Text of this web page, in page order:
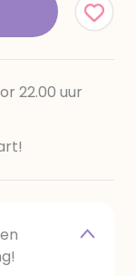
22.00 uur